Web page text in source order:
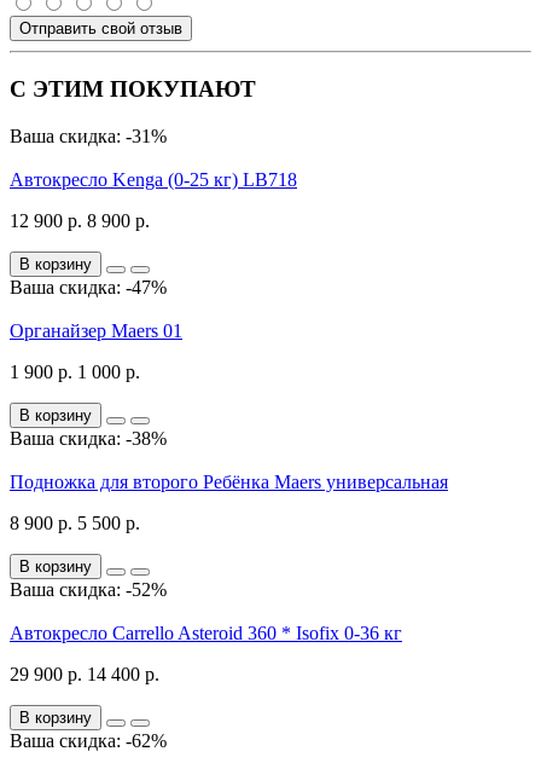
Отправить свой отзыв
С ЭТИМ ПОКУПАЮТ
Ваша скидка: -31%
Автокресло Kenga (0-25 кг) LB718
12 900 р. 8 900 р.
В корзину
Ваша скидка: -47%
Органайзер Maers 01
1 900 р. 1 000 р.
В корзину
Ваша скидка: -38%
Подножка для второго Ребёнка Maers универсальная
8 900 р. 5 500 р.
В корзину
Ваша скидка: -52%
Автокресло Carrello Asteroid 360 * Isofix 0-36 кг
29 900 р. 14 400 р.
В корзину
Ваша скидка: -62%